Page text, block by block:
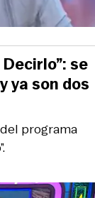
programa
se
ya son dos